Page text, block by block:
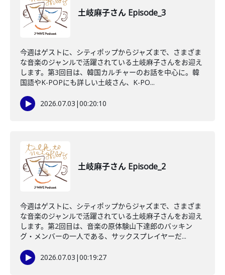
土岐麻子さん Episode_3
今週はゲストに、シティポップからジャズまで、さまざま
な音楽のジャンルで活躍されている土岐麻子さんをお迎え
します。第3回目は、韓国カルチャーのお話を中心に。韓
国語やK-POPにも詳しい土岐さん、K-PO...
2026.07.03 |00:20:10
土岐麻子さん Episode_2
今週はゲストに、シティポップからジャズまで、さまざま
な音楽のジャンルで活躍されている土岐麻子さんをお迎え
します。第2回目は、音楽の原体験山下達郎のバッキン
グ・メンバーの一人である、サックスプレイヤーだ...
2026.07.03 |00:19:27